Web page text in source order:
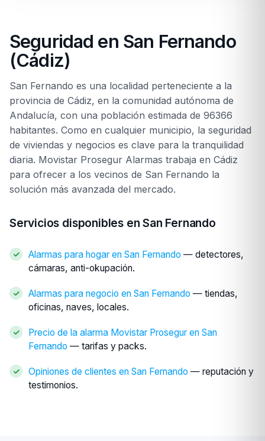
Seguridad en San Fernando
(Cádiz)
San Fernando es una localidad perteneciente a la
provincia de Cádiz, en la comunidad autónoma de
Andalucía, con una población estimada de 96366
habitantes. Como en cualquier municipio, la seguridad
de viviendas y negocios es clave para la tranquilidad
diaria. Movistar Prosegur Alarmas trabaja en Cádiz
para ofrecer a los vecinos de San Fernando la
solución más avanzada del mercado.
Servicios disponibles en San Fernando
Alarmas para hogar en San Fernando — detectores,
cámaras, anti-okupación.
Alarmas para negocio en San Fernando — tiendas,
oficinas, naves, locales.
Precio de la alarma Movistar Prosegur en San
Fernando — tarifas y packs.
Opiniones de clientes en San Fernando — reputación y
testimonios.